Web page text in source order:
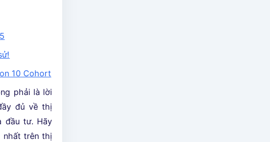
10 Cohort
phải là lời
đủ về thị
đầu tư. Hãy
nhất trên thị